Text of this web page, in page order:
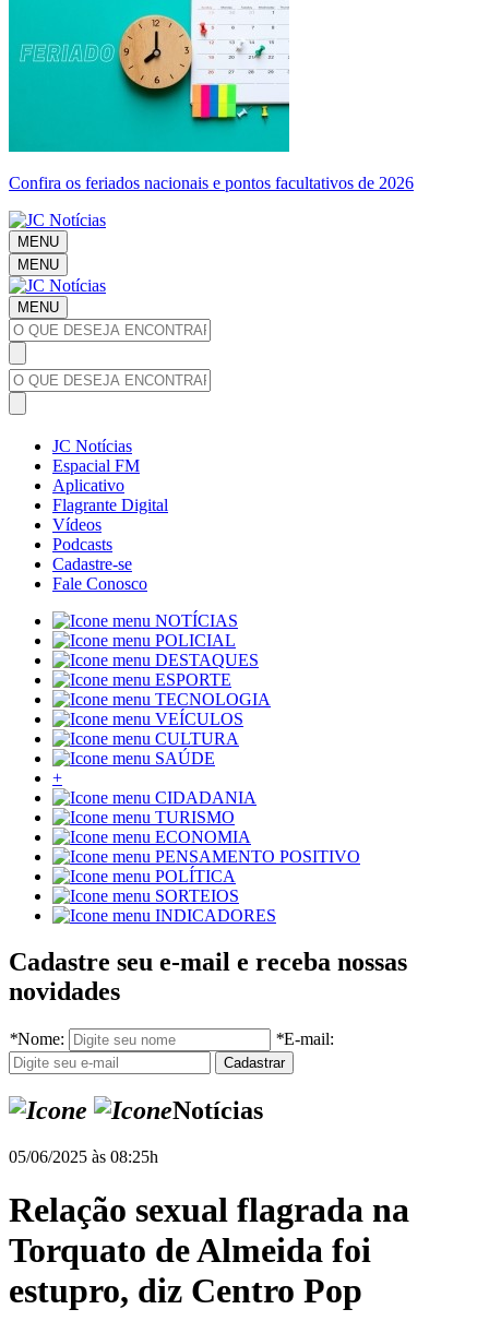
Confira os feriados nacionais e pontos facultativos de 2026
MENU
MENU
MENU
JC Notícias
Espacial FM
Aplicativo
Flagrante Digital
Vídeos
Podcasts
Cadastre-se
Fale Conosco
NOTÍCIAS
POLICIAL
DESTAQUES
ESPORTE
TECNOLOGIA
VEÍCULOS
CULTURA
SAÚDE
+
CIDADANIA
TURISMO
ECONOMIA
PENSAMENTO POSITIVO
POLÍTICA
SORTEIOS
INDICADORES
Cadastre seu e-mail e receba nossas
novidades
*Nome: *E-mail:
Notícias
05/06/2025 às 08:25h
Relação sexual flagrada na
Torquato de Almeida foi
estupro, diz Centro Pop